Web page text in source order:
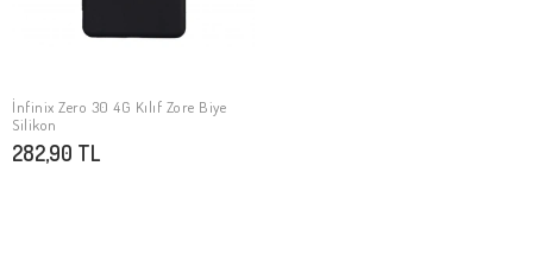
SEPETE EKLE
İnfinix Zero 30 4G Kılıf Zore Biye
Silikon
282,90 TL